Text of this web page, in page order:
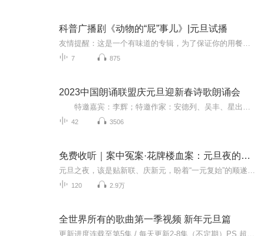
科普广播剧《动物的“屁”事儿》|元旦试播
7 875
2023中国朗诵联盟庆元旦迎新春诗歌朗诵会
42 3506
免费收听｜案中冤案·花牌楼血案：元旦夜的沉冤与昭雪
120 2.9万
全世界所有的歌曲第一季视频 新年元旦篇